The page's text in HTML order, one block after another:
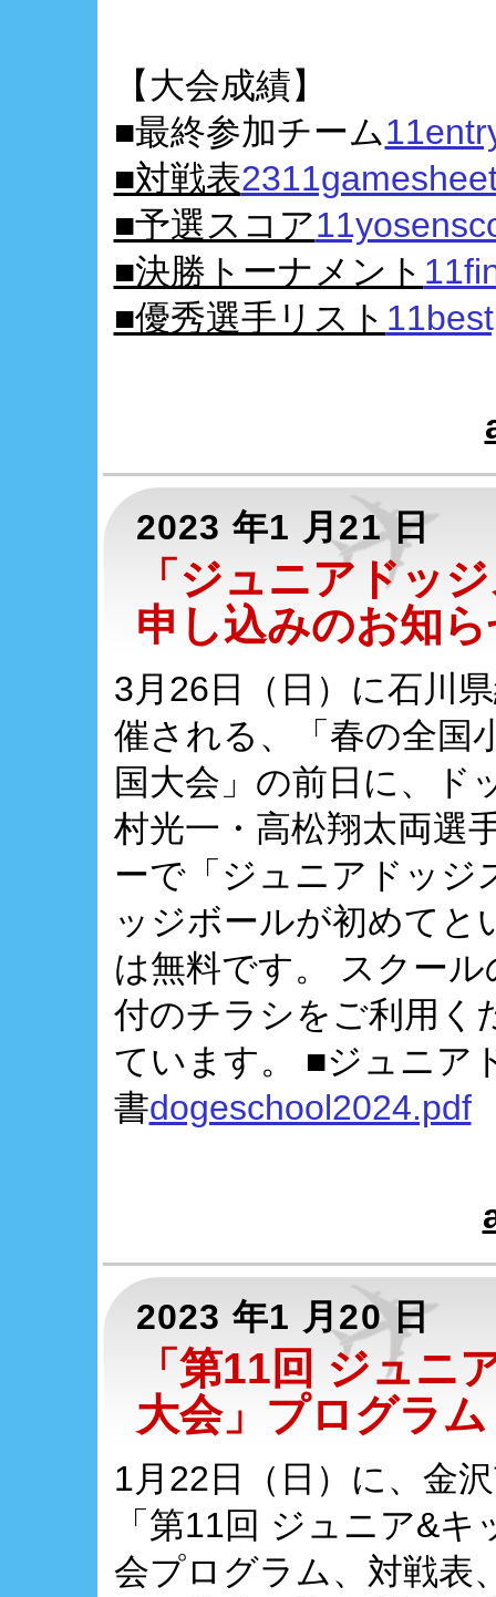
【大会成績】
■最終参加チーム
■対戦表
■予選スコア
■決勝トーナメント
■優秀選手リスト
2023 年1 月21 日
「ジュニアドッ
申し込みのお知
3月26日（日）に石川
催される、「春の全国
国大会」の前日に、ド
村光一・高松翔太両選
ーで「ジュニアドッジ
ッジボールが初めてと
は無料です。 スクー
付のチラシをご利用く
ています。 ■ジュニア
書dogeschool2024.pdf
2023 年1 月20 日
「第11回 ジュニ
大会」プログラ
1月22日（日）に、金
「第11回 ジュニア&
会プログラム、対戦表